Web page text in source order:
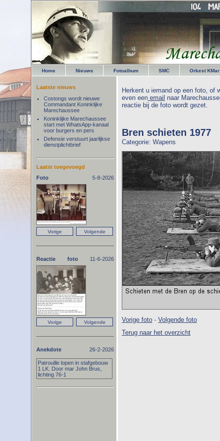
Home Nieuws Fotoalbum SMC Orkest KMar
Herkent u iemand op een foto, of
even een email naar
reactie bij de foto wordt gezet.
Bren schieten 1977
Categorie: Wapens
Vorige foto - Volgende foto
Terug naar het overzicht
Laatste nieuws
Costongs wordt nieuwe
Commandant Koninklijke
Marechaussee
Koninklijke Marechaussee
start met WhatsApp-kanaal
voor burgers en pers
Defensie verstuurt jaarlijkse
dienstplichtbrief
Laatst toegevoegd
Foto
5-8-2026
Reactie foto 11-6-2026
Anekdote 26-2-2026
Patrouille lopen in stafgebouw
1 LK. Door mar John Brus,
lichting 76-1